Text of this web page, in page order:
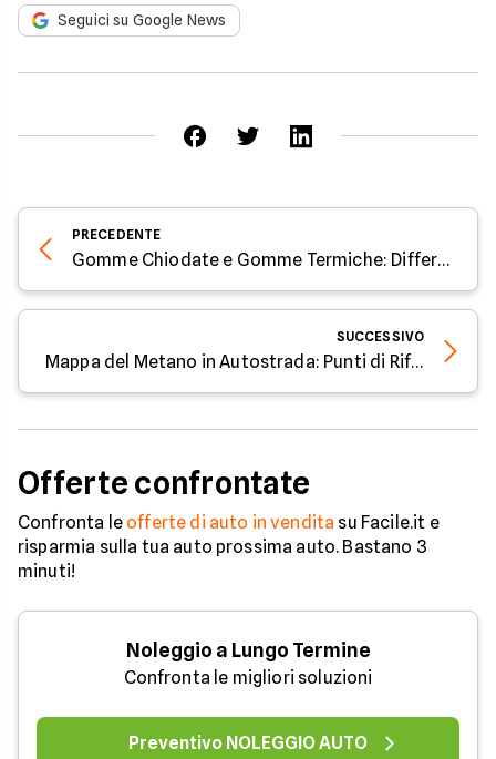
Seguici su Google News
PRECEDENTE
Gomme Chiodate e Gomme Termiche: Differenze e Quando Usarle
SUCCESSIVO
Mappa del Metano in Autostrada: Punti di Rifornimento
Offerte confrontate
Confronta le offerte di auto in vendita su Facile.it e
risparmia sulla tua auto prossima auto. Bastano 3
minuti!
Noleggio a Lungo Termine
Confronta le migliori soluzioni
Preventivo NOLEGGIO AUTO